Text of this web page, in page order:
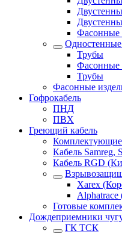
Фасонные
Трубы
Фасонные
Трубы
Фасонные
Гофрокабель
ПНД
ПВХ
Греющий кабель
Комплектующие
Кабель Samreg,
Кабель RGD
Xarex
Готовые
Дождеприемники
ГК ТСК